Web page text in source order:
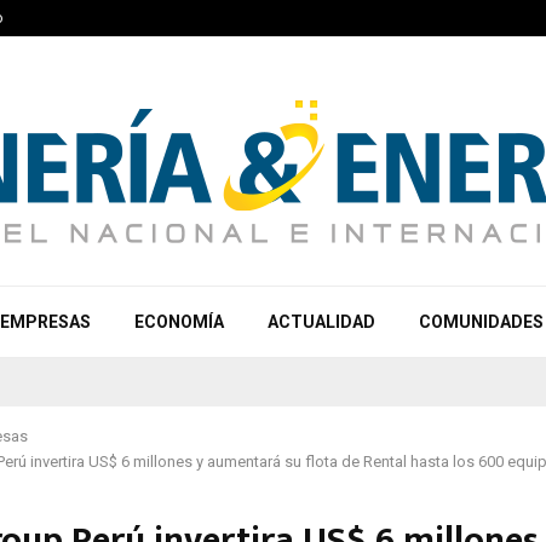
EMPRESAS ECONOMÍA ACTUALIDAD COMUNIDADES
invertira US$ 6 millones y aumentará su flota de Rental hasta los 600